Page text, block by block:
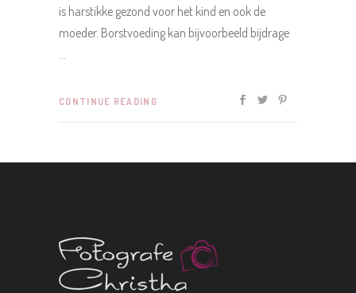
is harstikke gezond voor het kind en ook de
moeder. Borstvoeding kan bijvoorbeeld bijdrage
CONTINUE READING